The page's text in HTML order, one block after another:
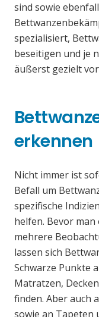
sind sowie
spezialisiert,
beseitigen und je
äußerst gezielt
erkennen
Nicht immer ist
Befall um
spezifische
helfen. Bevor
mehrere
lassen sich
Schwarze Punkte
Matratzen,
finden. Aber auch
sowie an Tapeten